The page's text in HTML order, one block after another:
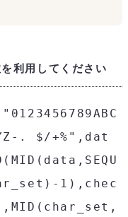
利用してください
. $/+%",dat
1),chec